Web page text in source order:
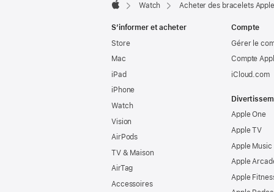
Watch Acheter des bracelets
S’informer et acheter
Store
Mac
iPad
iPhone
Watch
Vision
AirPods
TV & Maison
AirTag
Accessoires
Compte
Gérer le
Compte
iCloud.com
Apple One
Apple TV
Apple Music
Apple
Apple